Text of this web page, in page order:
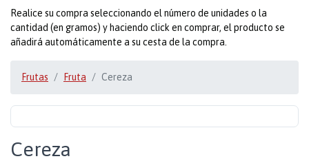
Realice su compra seleccionando el número de unidades o la
cantidad (en gramos) y haciendo click en comprar, el producto se
añadirá automáticamente a su cesta de la compra.
Frutas Fruta Cereza
Cereza